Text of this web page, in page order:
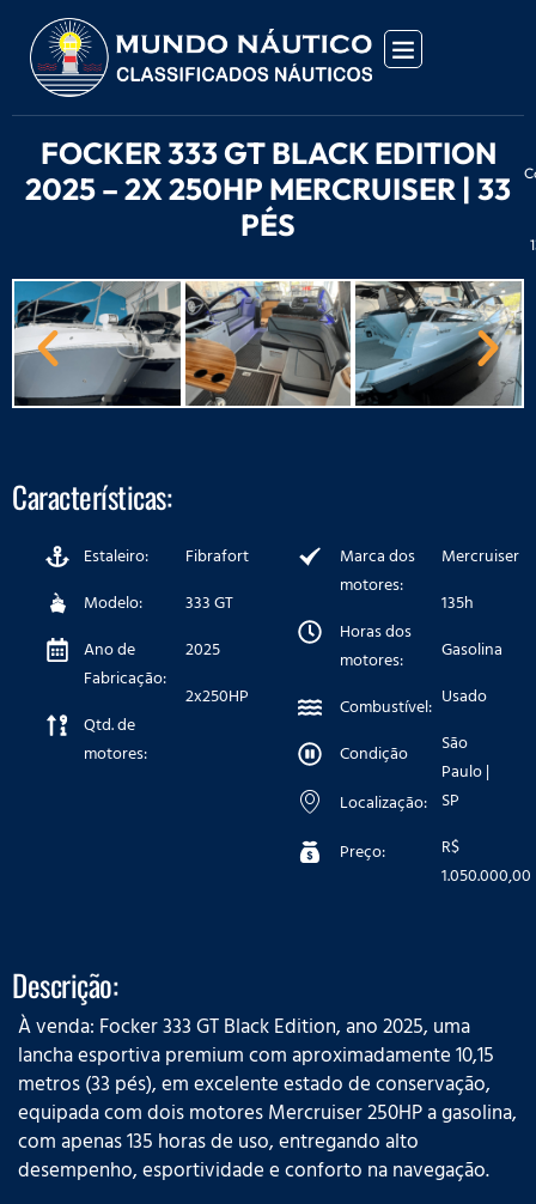
FOCKER 333 GT BLACK EDITION
2025 – 2X 250HP MERCRUISER | 33
PÉS
Características:
Estaleiro:
Modelo:
Ano de
Fabricação:
Qtd. de
motores:
Fibrafort
333 GT
2025
2x250HP
Marca dos
motores:
Horas dos
motores:
Combustível:
Condição
Localização:
Preço:
Mercruiser
135h
Gasolina
Usado
São
Paulo |
SP
R$
1.050.000,00
Descrição:
À venda: Focker 333 GT Black Edition, ano 2025, uma
lancha esportiva premium com aproximadamente 10,15
metros (33 pés), em excelente estado de conservação,
equipada com dois motores Mercruiser 250HP a gasolina,
com apenas 135 horas de uso, entregando alto
desempenho, esportividade e conforto na navegação.